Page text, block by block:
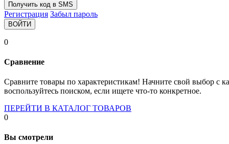
Socket-2066
Socket-775
Socket-fm2
Socket-am4
Получить код в SMS
Регистрация Забыл пароль
ВОЙТИ
0
Сравнение
Сравните товары по характеристикам! Начните свой выбор с
воспользуйтесь поиском, если ищете что-то конкретное.
ПЕРЕЙТИ В КАТАЛОГ ТОВАРОВ
0
Вы смотрели